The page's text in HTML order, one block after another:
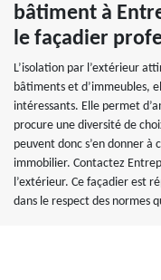
bâtiment à
le façadier
L’isolation par l’extérieur
bâtiments et d’immeubles,
intéressants. Elle permet
procure une diversité de
peuvent donc s’en donner
immobilier. Contactez
l’extérieur. Ce façadier est
dans le respect des normes